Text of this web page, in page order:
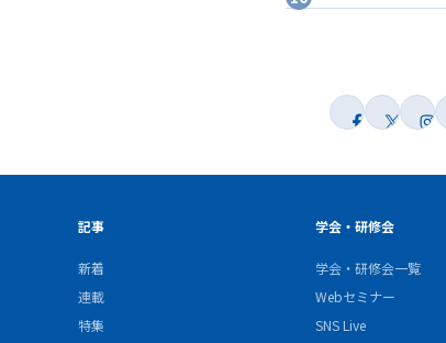
記事
新着
連載
特集
学会・研修会
学会・研修会一覧
Webセミナー
SNS Live